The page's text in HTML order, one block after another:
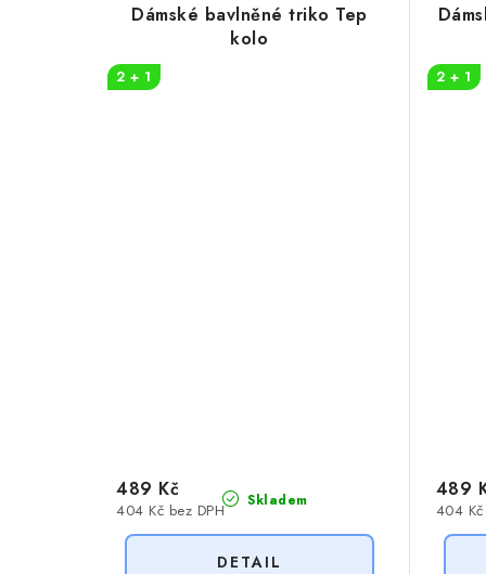
Dámské bavlněné triko Tep
kolo
2 + 1
Skladem
404 Kč bez DPH
489 Kč
2 + 1
404 Kč
489